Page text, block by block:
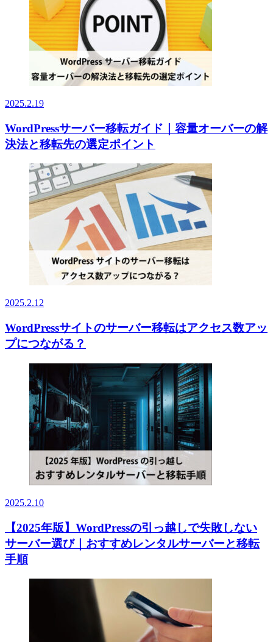
2025.2.19
WordPressサーバー移転ガイド｜容量オーバーの解
決法と移転先の選定ポイント
2025.2.12
WordPressサイトのサーバー移転はアクセス数アッ
プにつながる？
2025.2.10
【2025年版】WordPressの引っ越しで失敗しない
サーバー選び｜おすすめレンタルサーバーと移転
手順